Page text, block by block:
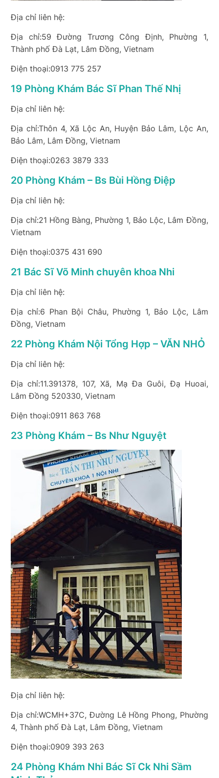
Địa chỉ liên hệ:
Địa chỉ:59 Đường Trương Công Định, Phường 1,
Thành phố Đà Lạt, Lâm Đồng, Vietnam
Điện thoại:0913 775 257
19 Phòng Khám Bác Sĩ Phan Thế Nhị
Địa chỉ liên hệ:
Địa chỉ:Thôn 4, Xã Lộc An, Huyện Bảo Lâm, Lộc An,
Bảo Lâm, Lâm Đồng, Vietnam
Điện thoại:0263 3879 333
20 Phòng Khám – Bs Bùi Hồng Điệp
Địa chỉ liên hệ:
Địa chỉ:21 Hồng Bàng, Phường 1, Bảo Lộc, Lâm Đồng,
Vietnam
Điện thoại:0375 431 690
21 Bác Sĩ Võ Minh chuyên khoa Nhi
Địa chỉ liên hệ:
Địa chỉ:6 Phan Bội Châu, Phường 1, Bảo Lộc, Lâm
Đồng, Vietnam
22 Phòng Khám Nội Tổng Hợp – VĂN NHỎ
Địa chỉ liên hệ:
Địa chỉ:11.391378, 107, Xã, Mạ Đa Guôi, Đạ Huoai,
Lâm Đồng 520330, Vietnam
Điện thoại:0911 863 768
23 Phòng Khám – Bs Như Nguyệt
Địa chỉ liên hệ:
Địa chỉ:WCMH+37C, Đường Lê Hồng Phong, Phường
4, Thành phố Đà Lạt, Lâm Đồng, Vietnam
Điện thoại:0909 393 263
24 Phòng Khám Nhi Bác Sĩ Ck Nhi Sầm